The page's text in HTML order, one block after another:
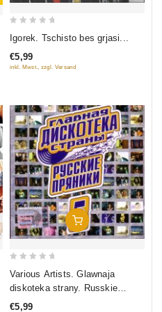
out
of
Igorek. Tschisto bes grjasi...
€5,99
inkl. Mwst., zzgl. Versand
In Den Warenkorb
Various Artists. Glawnaja
diskoteka strany. Russkie
prjaniki 5
€5,99